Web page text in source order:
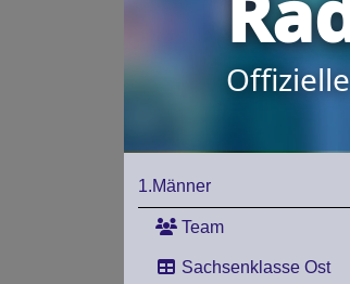
1.Männer
Team
Sachsenklasse Ost